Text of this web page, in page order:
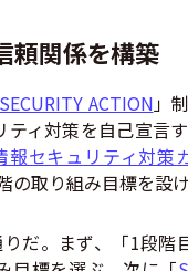
頼関係を構築
SECURITY ACTION 」
ィ対策を自己宣言
報セキュリティ対策
取り組み目標を設け
だ。まず、「1段階